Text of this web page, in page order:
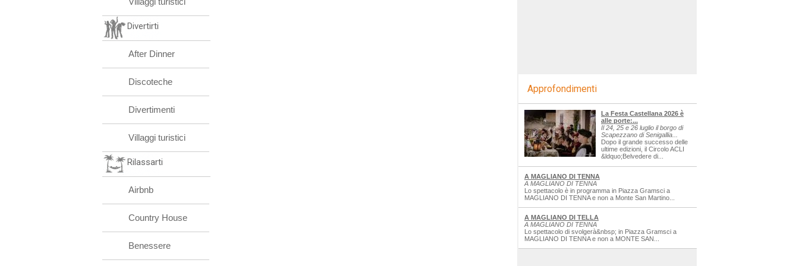
Divertirti
After Dinner
Discoteche
Divertimenti
Villaggi turistici
Rilassarti
Airbnb
Country House
Benessere
Approfondimenti
La Festa Castellana 2026 è
alle porte:...
Il 24, 25 e 26 luglio il borgo di
Scapezzano di Senigallia...
Dopo il grande successo delle
ultime edizioni, il Circolo ACLI
&ldquo;Belvedere di...
A MAGLIANO DI TENNA
A MAGLIANO DI TENNA
Lo spettacolo è in programma in Piazza Gramsci a
MAGLIANO DI TENNA e non a Monte San Martino...
A MAGLIANO DI TELLA
A MAGLIANO DI TENNA
Lo spettacolo di svolgerà&nbsp; in Piazza Gramsci a
MAGLIANO DI TENNA e non a MONTE SAN...